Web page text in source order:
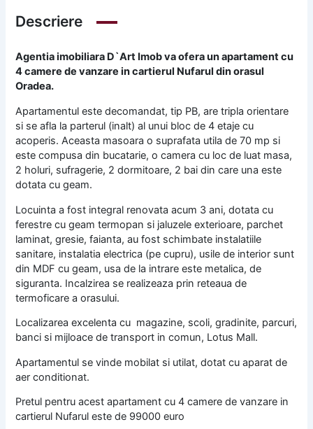
Descriere
Agentia imobiliara D`Art Imob va ofera un apartament cu
4 camere de vanzare in cartierul Nufarul din orasul
Oradea.
Apartamentul este decomandat, tip PB, are tripla orientare
si se afla la parterul (inalt) al unui bloc de 4 etaje cu
acoperis. Aceasta masoara o suprafata utila de 70 mp si
este compusa din bucatarie, o camera cu loc de luat masa,
2 holuri, sufragerie, 2 dormitoare, 2 bai din care una este
dotata cu geam.
Locuinta a fost integral renovata acum 3 ani, dotata cu
ferestre cu geam termopan si jaluzele exterioare, parchet
laminat, gresie, faianta, au fost schimbate instalatiile
sanitare, instalatia electrica (pe cupru), usile de interior sunt
din MDF cu geam, usa de la intrare este metalica, de
siguranta. Incalzirea se realizeaza prin reteaua de
termoficare a orasului.
Localizarea excelenta cu magazine, scoli, gradinite, parcuri,
banci si mijloace de transport in comun, Lotus Mall.
Apartamentul se vinde mobilat si utilat, dotat cu aparat de
aer conditionat.
Pretul pentru acest apartament cu 4 camere de vanzare in
cartierul Nufarul este de 99000 euro